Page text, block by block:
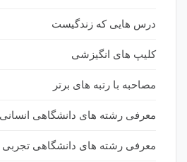
درس هایی که زندگیست
کلیپ های انگیزشی
مصاحبه با رتبه های برتر
معرفی رشته های دانشگاهی انسانی
معرفی رشته های دانشگاهی تجربی